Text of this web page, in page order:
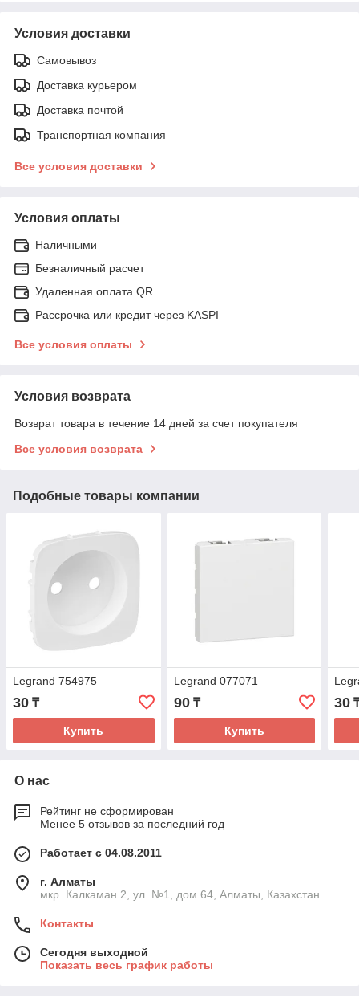
Условия доставки
Самовывоз
Доставка курьером
Доставка почтой
Транспортная компания
Все условия доставки
Условия оплаты
Наличными
Безналичный расчет
Удаленная оплата QR
Рассрочка или кредит через KASPI
Все условия оплаты
Условия возврата
Возврат товара в течение 14 дней за счет покупателя
Все условия возврата
Подобные товары компании
Legrand 754975
30 ₸
Купить
Legrand 077071
90₸
Купить
30
О нас
Рейтинг не сформирован
Менее 5 отзывов за последний год
Работает с 04.08.2011
г. Алматы
мкр. Калкаман 2, ул. №1, дом 64, Алматы, Казахстан
Контакты
Сегодня выходной
Показать весь график работы